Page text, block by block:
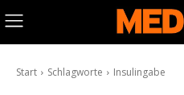
Start Schlagworte Insulingabe